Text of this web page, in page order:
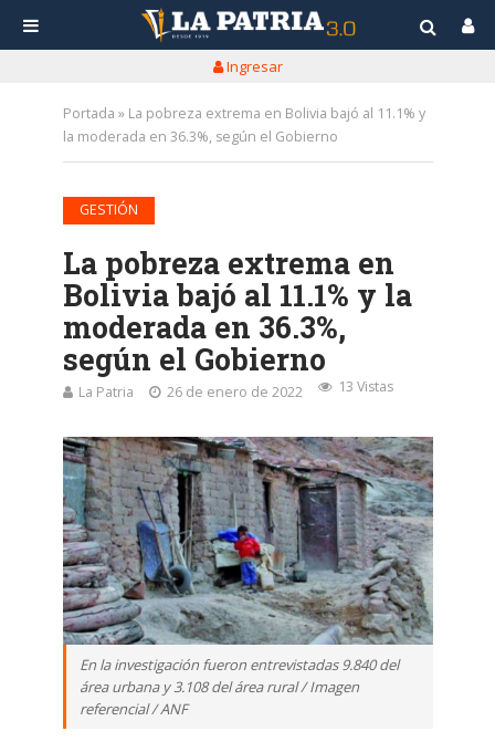
Ingresar
Portada » La pobreza extrema en Bolivia bajó al 11.1% y
la moderada en 36.3%, según el Gobierno
GESTIÓN
La pobreza extrema en
Bolivia bajó al 11.1% y la
moderada en 36.3%,
según el Gobierno
La Patria 26 de enero de 2022 13 Vistas
En la investigación fueron entrevistadas 9.840 del
área urbana y 3.108 del área rural / Imagen
referencial / ANF